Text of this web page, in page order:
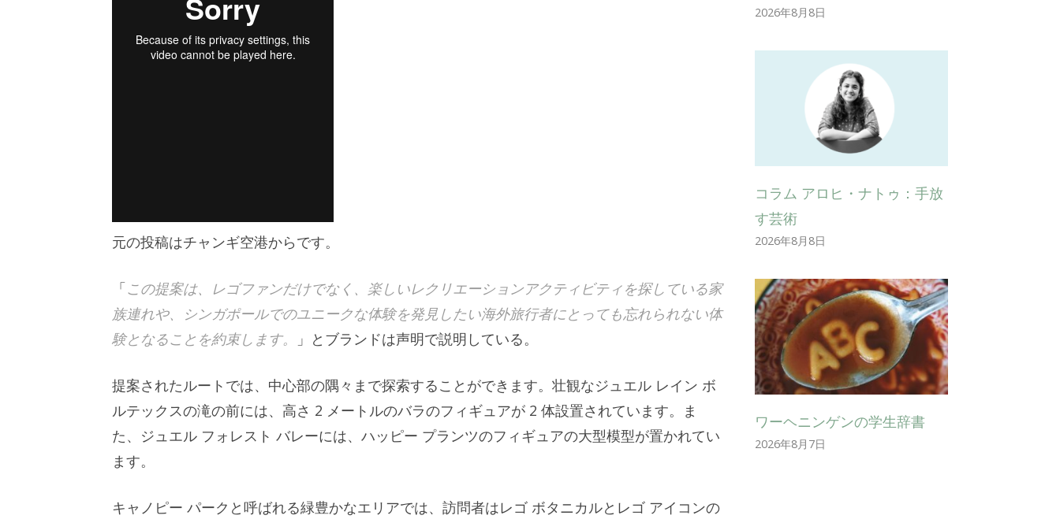
元の投稿はチャンギ空港からです。
「この提案は、レゴファンだけでなく、楽しいレクリエーションアクティビティを探している家
族連れや、シンガポールでのユニークな体験を発見したい海外旅行者にとっても忘れられない体
験となることを約束します。
」とブランドは声明で説明している。
提案されたルートでは、中心部の隅々まで探索することができます。壮観なジュエル レイン ボ
ルテックスの滝の前には、高さ 2 メートルのバラのフィギュアが 2 体設置されています。ま
た、ジュエル フォレスト バレーには、ハッピー プランツのフィギュアの大型模型が置かれてい
ます。
キャノピー パークと呼ばれる緑豊かなエリアでは、訪問者はレゴ ボタニカルとレゴ アイコンの
2026年8月8日
コラム アロヒ・ナトゥ：手放
す芸術
2026年8月8日
ワーヘニンゲンの学生辞書
2026年8月7日